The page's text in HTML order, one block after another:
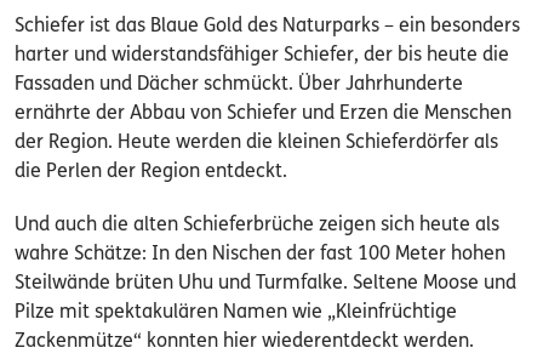
Schiefer ist das Blaue Gold des Naturparks – ein besonders
harter und widerstandsfähiger Schiefer, der bis heute die
Fassaden und Dächer schmückt. Über Jahrhunderte
ernährte der Abbau von Schiefer und Erzen die Menschen
der Region. Heute werden die kleinen Schieferdörfer als
die Perlen der Region entdeckt.
Und auch die alten Schieferbrüche zeigen sich heute als
wahre Schätze: In den Nischen der fast 100 Meter hohen
Steilwände brüten Uhu und Turmfalke. Seltene Moose und
Pilze mit spektakulären Namen wie „Kleinfrüchtige
Zackenmütze“ konnten hier wiederentdeckt werden.